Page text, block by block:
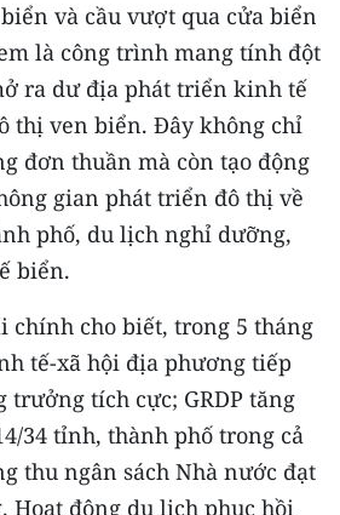
nghệ
và cầu vượt qua cửa biển
là công trình mang tính đột
ra dư địa phát triển kinh tế
thị ven biển. Đây không chỉ
đơn thuần mà còn tạo động
gian phát triển đô thị về
phố, du lịch nghỉ dưỡng,
biển.
chính cho biết, trong 5 tháng
tế-xã hội địa phương tiếp
trưởng tích cực; GRDP tăng
34 tỉnh, thành phố trong cả
thu ngân sách Nhà nước đạt
Hoạt động du lịch phục hồi